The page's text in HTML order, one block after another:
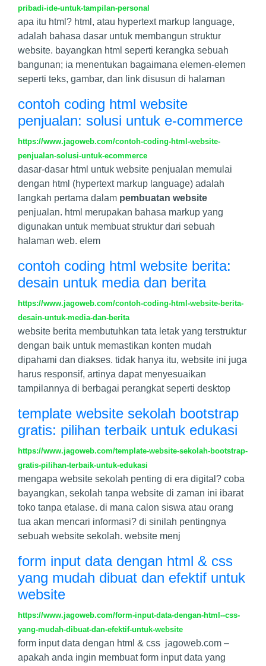
pribadi-ide-untuk-tampilan-personal
apa itu html? html, atau hypertext markup language,
adalah bahasa dasar untuk membangun struktur
website. bayangkan html seperti kerangka sebuah
bangunan; ia menentukan bagaimana elemen-elemen
seperti teks, gambar, dan link disusun di halaman
contoh coding html website
penjualan: solusi untuk e-commerce
https://www.jagoweb.com/contoh-coding-html-website-
penjualan-solusi-untuk-ecommerce
dasar-dasar html untuk website penjualan memulai
dengan html (hypertext markup language) adalah
langkah pertama dalam pembuatan website
penjualan. html merupakan bahasa markup yang
digunakan untuk membuat struktur dari sebuah
halaman web. elem
contoh coding html website berita:
desain untuk media dan berita
https://www.jagoweb.com/contoh-coding-html-website-berita-
desain-untuk-media-dan-berita
website berita membutuhkan tata letak yang terstruktur
dengan baik untuk memastikan konten mudah
dipahami dan diakses. tidak hanya itu, website ini juga
harus responsif, artinya dapat menyesuaikan
tampilannya di berbagai perangkat seperti desktop
template website sekolah bootstrap
gratis: pilihan terbaik untuk edukasi
https://www.jagoweb.com/template-website-sekolah-bootstrap-
gratis-pilihan-terbaik-untuk-edukasi
mengapa website sekolah penting di era digital? coba
bayangkan, sekolah tanpa website di zaman ini ibarat
toko tanpa etalase. di mana calon siswa atau orang
tua akan mencari informasi? di sinilah pentingnya
sebuah website sekolah. website menj
form input data dengan html & css
yang mudah dibuat dan efektif untuk
website
https://www.jagoweb.com/form-input-data-dengan-html--css-
yang-mudah-dibuat-dan-efektif-untuk-website
form input data dengan html & css jagoweb.com –
apakah anda ingin membuat form input data yang